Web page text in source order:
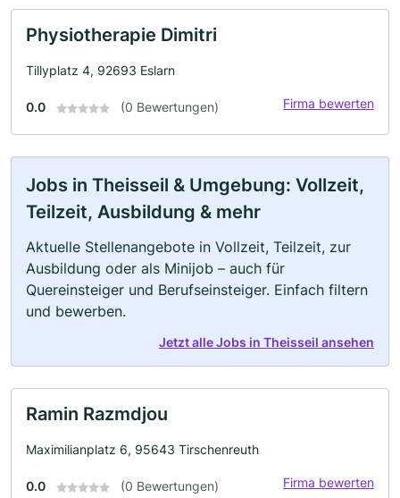
Physiotherapie Dimitri
Tillyplatz 4, 92693 Eslarn
0.0 (0 Bewertungen) Firma bewerten
Jobs in Theisseil & Umgebung: Vollzeit,
Teilzeit, Ausbildung & mehr
Aktuelle Stellenangebote in Vollzeit, Teilzeit, zur
Ausbildung oder als Minijob – auch für
Quereinsteiger und Berufseinsteiger. Einfach filtern
und bewerben.
Jetzt alle Jobs in Theisseil ansehen
Ramin Razmdjou
Maximilianplatz 6, 95643 Tirschenreuth
0.0 (0 Bewertungen) Firma bewerten